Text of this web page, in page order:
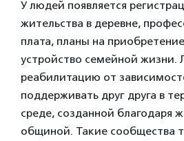
У людей появляется
жительства в деревне,
плата, планы на
устройство семейной
реабилитацию от
поддерживать друг друга в
среде, созданной благодаря
общиной. Такие сообщества